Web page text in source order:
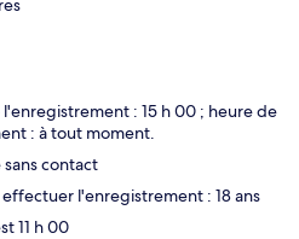
: 15 h 00 ; heure de
: à tout moment.
contact
l'enregistrement : 18 ans
11 h 00